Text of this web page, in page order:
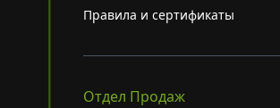
Правила и сертификаты
Отдел Продаж